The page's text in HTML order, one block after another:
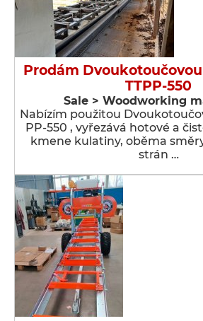
Prodám
TTPP-550
Sale > Woodworking
Nabízím použitou
PP-550 , vyřezává hotové a
kmene kulatiny, oběma
strán …